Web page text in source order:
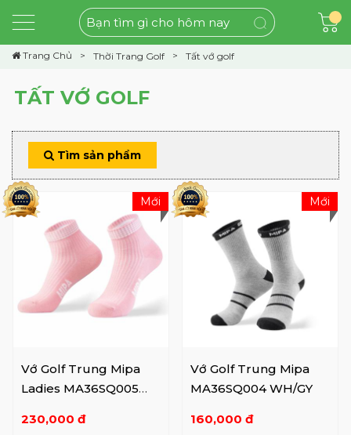
Trang Chủ Thời Trang Golf Tất vớ golf
TẤT VỚ GOLF
Tìm sản phẩm
Vớ Golf Trung Mipa
Ladies MA36SQ005
230,000 đ
Mới
Vớ Golf Trung Mipa
MA36SQ004 WH/GY
160,000 đ
Mới